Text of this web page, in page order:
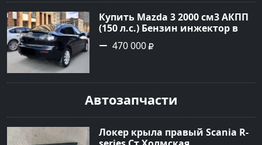
Авторынок23
Купить Mazda 3 2000 см3 АКПП
(150 л.с.) Бензин инжектор в
Геленджик : цвет Чёрный
Седан 2008 года по цене 470000
470 000
Автозапчасти
Локер крыла правый Scania R-